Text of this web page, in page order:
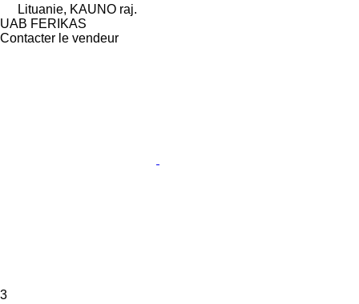
Lituanie, KAUNO raj.
UAB FERIKAS
Contacter le vendeur
3